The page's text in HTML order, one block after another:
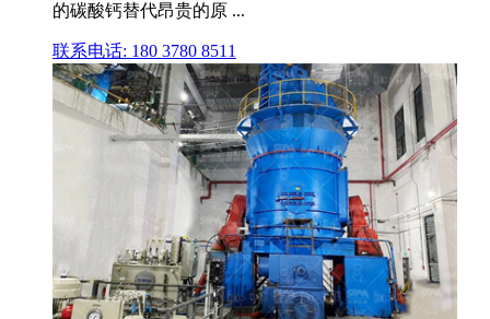
的碳酸钙替代昂贵的原 ...
联系电话: 180 3780 8511